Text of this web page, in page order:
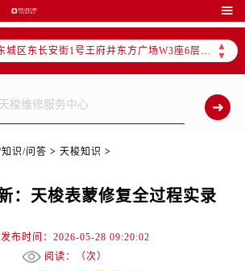

▲
▼
北京市朝阳区建国门外大街甲6号华熙国际中心D座11层1102室售后服务中心（需提前预约）
北京市东城区东长安街1号王府井东方广场W3座6层602室售后服务中心（需提前预约）
常营业！
识/问答 > 天梭知识 >
：天梭表蒙修复全过程实录
发布时间：2026-05-28 09:20:02
阅读：（次）